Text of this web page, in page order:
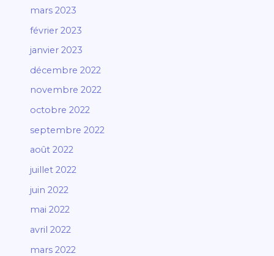
mars 2023
février 2023
janvier 2023
décembre 2022
novembre 2022
octobre 2022
septembre 2022
août 2022
juillet 2022
juin 2022
mai 2022
avril 2022
mars 2022